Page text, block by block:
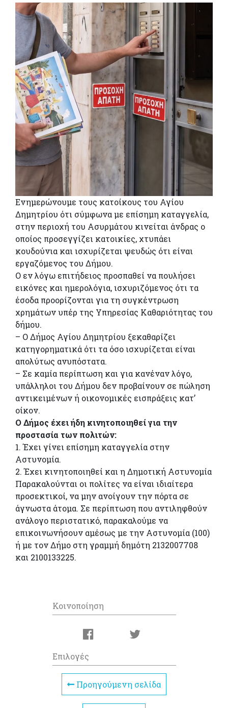
Ενημερώνουμε τους κατοίκους του Αγίου
Δημητρίου ότι σύμφωνα με επίσημη καταγγελία,
στην περιοχή του Ασυρμάτου κινείται άνδρας ο
οποίος προσεγγίζει κατοικίες, χτυπάει
κουδούνια και ισχυρίζεται ψευδώς ότι είναι
εργαζόμενος του Δήμου.
Ο εν λόγω επιτήδειος προσπαθεί να πουλήσει
εικόνες και ημερολόγια, ισχυριζόμενος ότι τα
έσοδα προορίζονται για τη συγκέντρωση
χρημάτων υπέρ της Υπηρεσίας Καθαριότητας του
δήμου.
– Ο Δήμος Αγίου Δημητρίου ξεκαθαρίζει
κατηγορηματικά ότι τα όσο ισχυρίζεται είναι
απολύτως ανυπόστατα.
– Σε καμία περίπτωση και για κανέναν λόγο,
υπάλληλοι του Δήμου δεν προβαίνουν σε πώληση
αντικειμένων ή οικονομικές εισπράξεις κατ’
οίκον.
Ο Δήμος έχει ήδη κινητοποιηθεί για την
προστασία των πολιτών:
1. Έχει γίνει επίσημη καταγγελία στην
Αστυνομία.
2. Έχει κινητοποιηθεί και η Δημοτική Αστυνομία
Παρακαλούνται οι πολίτες να είναι ιδιαίτερα
προσεκτικοί, να μην ανοίγουν την πόρτα σε
άγνωστα άτομα. Σε περίπτωση που αντιληφθούν
ανάλογο περιστατικό, παρακαλούμε να
επικοινωνήσουν αμέσως με την Αστυνομία (100)
ή με τον Δήμο στη γραμμή δημότη 2132007708
και 2100133225.
Κοινοποίηση
Επιλογές
Προηγούμενη σελίδα